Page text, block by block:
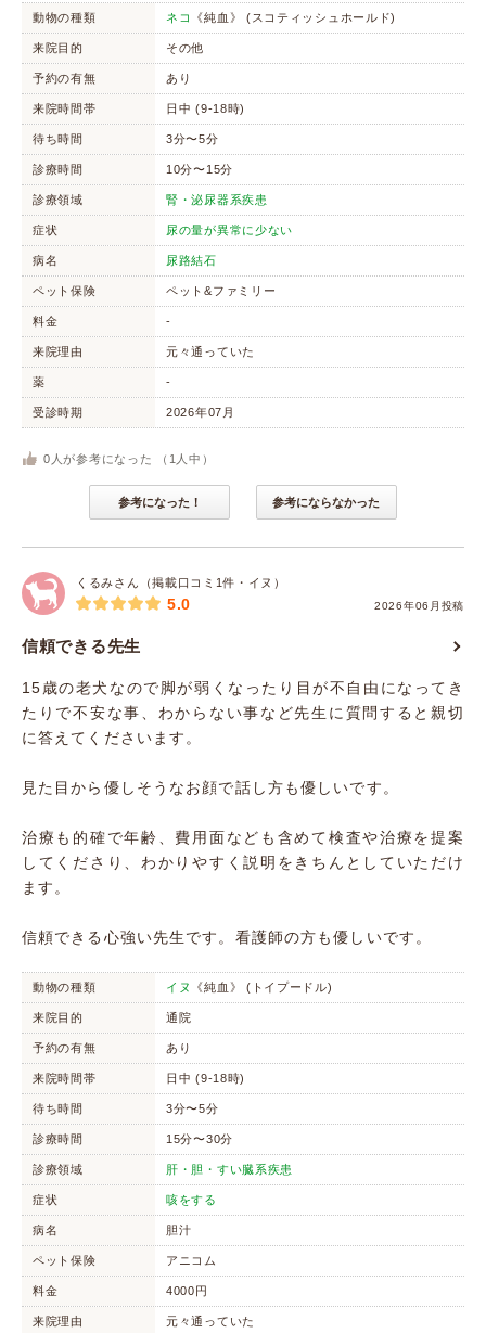
動物の種類 ネコ 《純血》 (スコティッシュホールド)
来院目的 その他
予約の有無 あり
来院時間帯 日中 (9-18時)
待ち時間 3分〜5分
診療時間 10分〜15分
診療領域 腎・泌尿器系疾患
症状 尿の量が異常に少ない
病名 尿路結石
ペット保険 ペット&ファミリー
料金 -
来院理由 元々通っていた
薬 -
受診時期 2026年07月
0 人が参考になった （ 1 人中）
参考になった！ 参考にならなかった
くるみさん（掲載口コミ1件・イヌ）
2026年06月投稿
5.0
信頼できる先生
15歳の老犬なので脚が弱くなったり目が不自由になってき
たりで不安な事、わからない事など先生に質問すると親切
に答えてくださいます。
見た目から優しそうなお顔で話し方も優しいです。
治療も的確で年齢、費用面なども含めて検査や治療を提案
してくださり、わかりやすく説明をきちんとしていただけ
ます。
信頼できる心強い先生です。看護師の方も優しいです。
動物の種類 イヌ 《純血》 (トイプードル)
来院目的 通院
予約の有無 あり
来院時間帯 日中 (9-18時)
待ち時間 3分〜5分
診療時間 15分〜30分
診療領域 肝・胆・すい臓系疾患
症状 咳をする
病名 胆汁
ペット保険 アニコム
料金 4000円
来院理由 元々通っていた